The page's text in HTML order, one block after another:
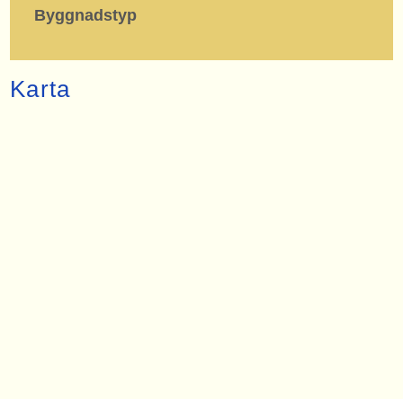
Byggnadstyp
Karta